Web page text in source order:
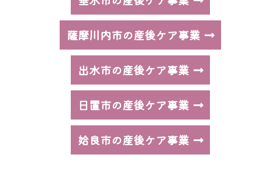
薩摩川内市の産後ケア事業
出水市の産後ケア事業
日置市の産後ケア事業
姶良市の産後ケア事業